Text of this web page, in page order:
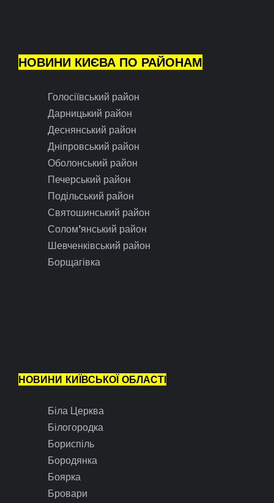
НОВИНИ КИЄВА ПО РАЙОНАМ
Голосіївський район
Дарницький район
Деснянський район
Дніпровський район
Оболонський район
Печерський район
Подільський район
Святошинський район
Солом’янський район
Шевченківський район
Борщагівка
НОВИНИ КИЇВСЬКОЇ ОБЛАСТІ
Біла Церква
Білогородка
Бориспіль
Бородянка
Боярка
Бровари